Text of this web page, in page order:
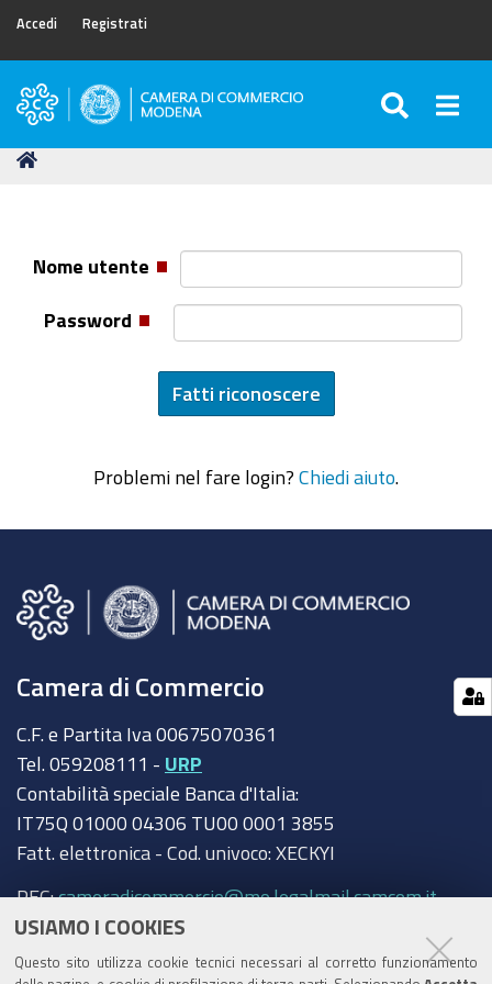
USIAMO I COOKIES
Questo sito utilizza cookie tecnici necessari al corretto funzionamento
Accedi Registrati
Camera
Commercio
Tu
Nome utente
Password
Problemi nel fare login? Chiedi aiuto
Camera di Commercio
C.F. e Partita Iva 00675070361
Tel. 059208111 - URP
Contabilità speciale Banca d'Italia:
IT75Q 01000 04306 TU00 0001 3855
Fatt. elettronica - Cod. univoco: XECKYI
PEC:cameradicommercio@mo.legalmail.camcom.it
Trasparenza